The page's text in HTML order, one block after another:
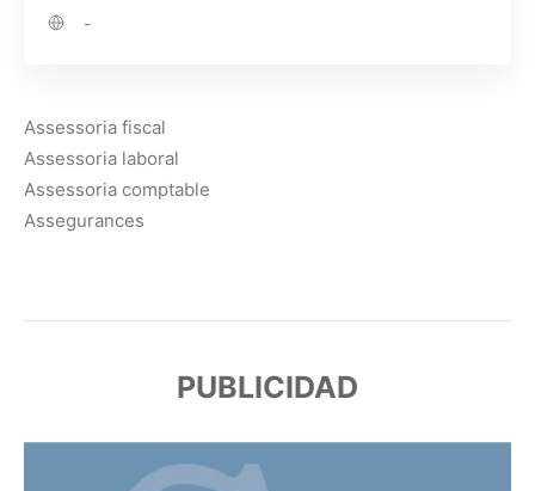
-
Assessoria fiscal
Assessoria laboral
Assessoria comptable
Assegurances
PUBLICIDAD